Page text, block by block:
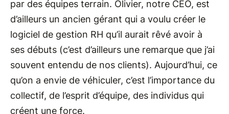
par des équipes terrain. Olivier, notre CEO, est
d’ailleurs un ancien gérant qui a voulu créer le
logiciel de gestion RH qu’il aurait rêvé avoir à
ses débuts (c’est d’ailleurs une remarque que j’ai
souvent entendu de nos clients). Aujourd’hui, ce
qu’on a envie de véhiculer, c’est l’importance du
collectif, de l’esprit d’équipe, des individus qui
créent une force.